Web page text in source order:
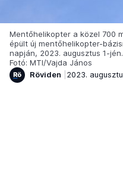
Mentőhelikopter a közel 700
épült új mentőhelikopter-
napján, 2023. augusztus 1-jén.
Fotó: MTI/Vajda János
Röviden
2023.